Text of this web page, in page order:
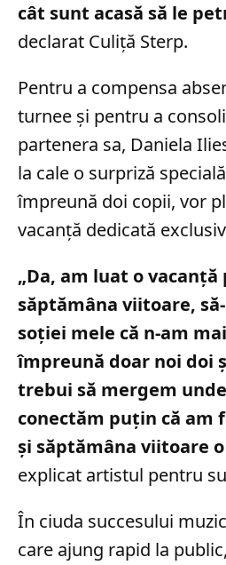
cât sunt acasă să le
declarat Culiță Sterp.
Pentru a compensa
turnee și pentru a
partenera sa, Daniela
la cale o surpriză
împreună doi copii, vor
vacanță dedicată
„Da, am luat o
săptămâna viitoare,
soției mele că n-am
împreună doar noi doi
trebui să mergem
conectăm puțin că am
și săptămâna viitoare
explicat artistul pentru
În ciuda succesului
care ajung rapid la